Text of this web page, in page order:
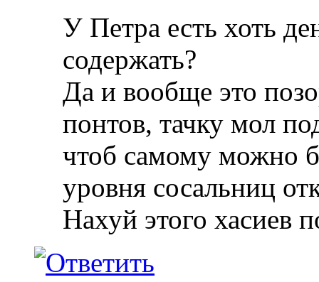
У Петра есть хоть
содержать?
Да и вообще это
понтов, тачку мол
чтоб самому можно
уровня сосальниц
Нахуй этого хасиев